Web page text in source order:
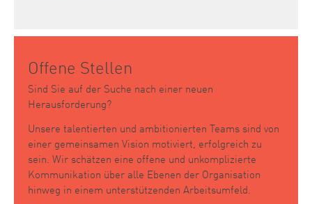
Offene Stellen
Sind Sie auf der Suche nach einer neuen
Herausforderung?
Unsere talentierten und ambitionierten Teams sind von
einer gemeinsamen Vision motiviert, erfolgreich zu
sein. Wir schätzen eine offene und unkomplizierte
Kommunikation über alle Ebenen der Organisation
hinweg in einem unterstützenden Arbeitsumfeld.